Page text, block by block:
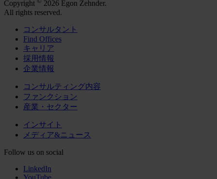
Copyright
2026 Egon Zehnder.
All rights reserved.
コンサルタント
Find Offices
キャリア
採用情報
企業情報
コンサルティング内容
ファンクション
産業・セクター
インサイト
メディア&ニュース
Follow us on social
LinkedIn
YouTube